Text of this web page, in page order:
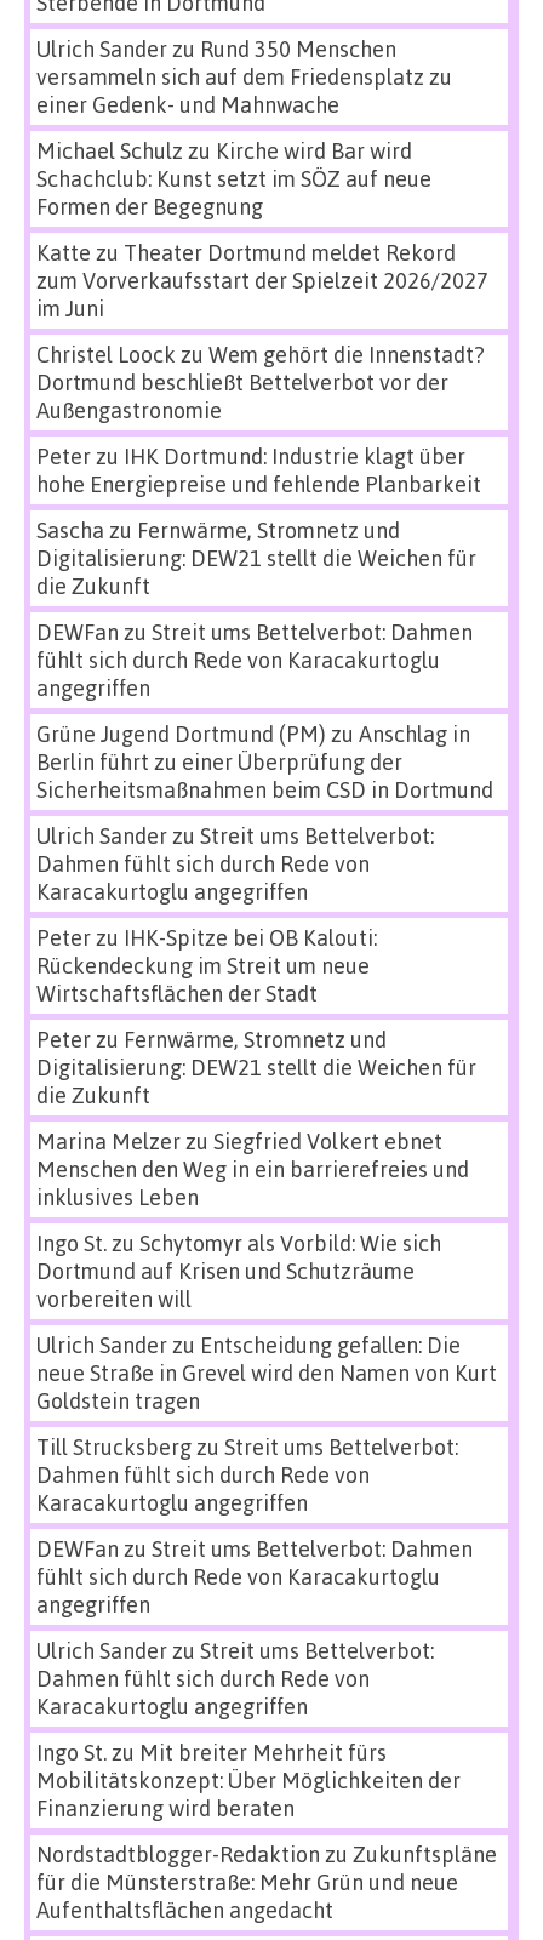
Ulrich Sanderzu Rund 350 Menschen
versammeln sich auf dem Friedensplatz zu
einer Gedenk- und Mahnwache
Michael Schulz zu Kirche wird Bar wird
Schachclub: Kunst setzt im SÖZ auf neue
Formen der Begegnung
Katte zu Theater Dortmund meldet Rekord
zum Vorverkaufsstart der Spielzeit 2026/2027
im Juni
Christel Loock zu Wem gehört die Innenstadt?
Dortmund beschließt Bettelverbot vor der
Außengastronomie
Peterzu IHK Dortmund: Industrie klagt über
hohe Energiepreise und fehlende Planbarkeit
Sascha zu Fernwärme, Stromnetz und
Digitalisierung: DEW21 stellt die Weichen für
die Zukunft
DEWFan zu Streit ums Bettelverbot: Dahmen
fühlt sich durch Rede von Karacakurtoglu
angegriffen
Grüne Jugend Dortmund (PM) zu Anschlag in
Berlin führt zu einer Überprüfung der
Sicherheitsmaßnahmen beim CSD in Dortmund
Ulrich Sanderzu Streit ums Bettelverbot:
Dahmen fühlt sich durch Rede von
Karacakurtoglu angegriffen
Peterzu IHK-Spitze bei OB Kalouti:
Rückendeckung im Streit um neue
Wirtschaftsflächen der Stadt
Peterzu Fernwärme, Stromnetz und
Digitalisierung: DEW21 stellt die Weichen für
die Zukunft
Marina Melzerzu Siegfried Volkert ebnet
Menschen den Weg in ein barrierefreies und
inklusives Leben
Ingo St.zu Schytomyr als Vorbild: Wie sich
Dortmund auf Krisen und Schutzräume
vorbereiten will
Ulrich Sanderzu Entscheidung gefallen: Die
neue Straße in Grevel wird den Namen von Kurt
Goldstein tragen
Till Strucksbergzu Streit ums Bettelverbot:
Dahmen fühlt sich durch Rede von
Karacakurtoglu angegriffen
DEWFan zu Streit ums Bettelverbot: Dahmen
fühlt sich durch Rede von Karacakurtoglu
angegriffen
Ulrich Sanderzu Streit ums Bettelverbot:
Dahmen fühlt sich durch Rede von
Karacakurtoglu angegriffen
Ingo St.zu Mit breiter Mehrheit fürs
Mobilitätskonzept: Über Möglichkeiten der
Finanzierung wird beraten
Nordstadtblogger-Redaktion zu Zukunftspläne
für die Münsterstraße: Mehr Grün und neue
Aufenthaltsflächen angedacht